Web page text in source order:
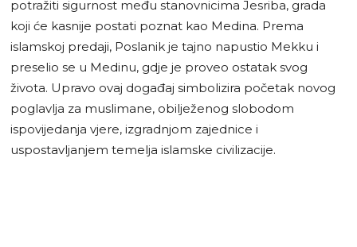
potražiti sigurnost među stanovnicima Jesriba, grada
koji će kasnije postati poznat kao Medina. Prema
islamskoj predaji, Poslanik je tajno napustio Mekku i
preselio se u Medinu, gdje je proveo ostatak svog
života. Upravo ovaj događaj simbolizira početak novog
poglavlja za muslimane, obilježenog slobodom
ispovijedanja vjere, izgradnjom zajednice i
uspostavljanjem temelja islamske civilizacije.